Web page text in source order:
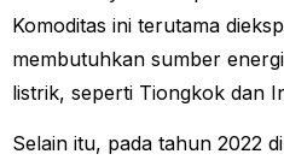
Komoditas ini terutama
membutuhkan sumber
listrik, seperti Tiongkok dan
Selain itu, pada tahun 2022